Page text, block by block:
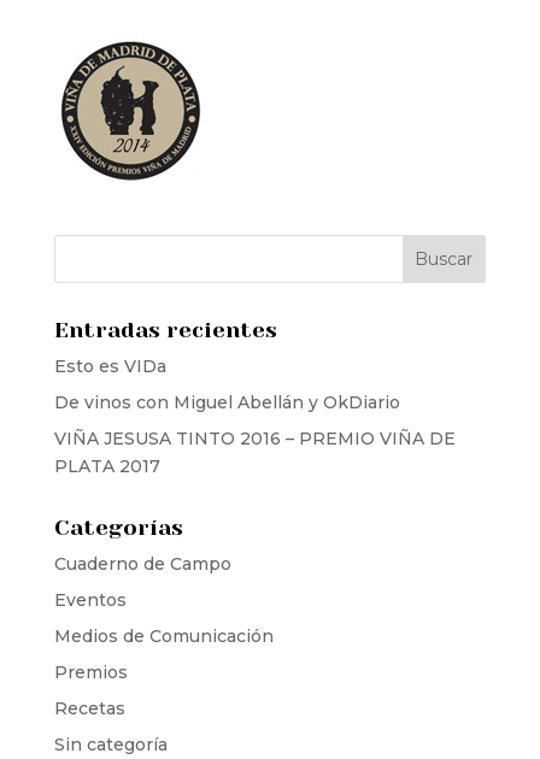
Entradas recientes
Esto es VIDa
De vinos con Miguel Abellán y OkDiario
VIÑA JESUSA TINTO 2016 – PREMIO VIÑA DE
PLATA 2017
Categorías
Cuaderno de Campo
Eventos
Medios de Comunicación
Premios
Recetas
Sin categoría